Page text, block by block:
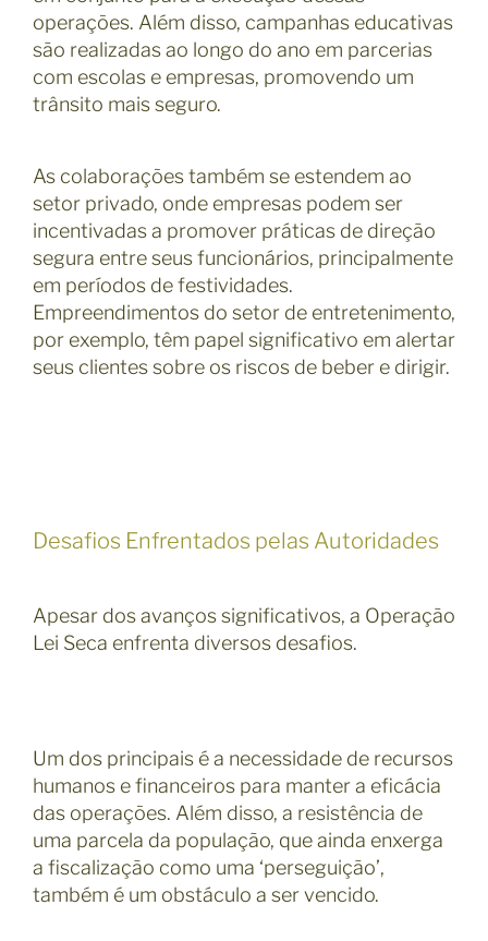
operações. Além disso, campanhas educativas
são realizadas ao longo do ano em parcerias
com escolas e empresas, promovendo um
trânsito mais seguro.
As colaborações também se estendem ao
setor privado, onde empresas podem ser
incentivadas a promover práticas de direção
segura entre seus funcionários, principalmente
em períodos de festividades.
Empreendimentos do setor de entretenimento,
por exemplo, têm papel significativo em alertar
seus clientes sobre os riscos de beber e dirigir.
Desafios Enfrentados pelas Autoridades
Apesar dos avanços significativos, a Operação
Lei Seca enfrenta diversos desafios.
Um dos principais é a necessidade de recursos
humanos e financeiros para manter a eficácia
das operações. Além disso, a resistência de
uma parcela da população, que ainda enxerga
a fiscalização como uma ‘perseguição’,
também é um obstáculo a ser vencido.